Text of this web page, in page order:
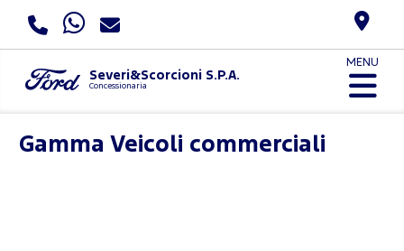
Severi&Scorcioni S.P.A.
Concessionaria
MENU
Gamma Veicoli commerciali